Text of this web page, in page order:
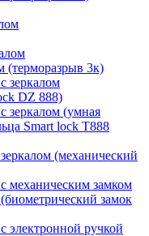
(терморазрыв 3к)
зеркалом
DZ 888)
зеркалом (умная
Smart lock T888
(механический
механическим замком
замок
электронной ручкой